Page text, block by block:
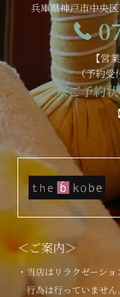
兵庫県神戸市中央
【営
（予約受
※ご予約状
＜ご案内＞
・当店はリラクゼーシ
行為は行っていません。